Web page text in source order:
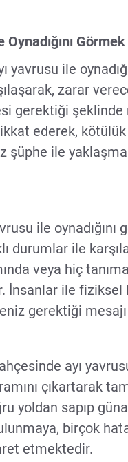
Görmek
yavrusu ile
zarar
gerektiği
ederek,
şüphe ile
ile
durumlar ile
veya hiç
İnsanlar ile
gerektiği
ayı
çıkartarak
yoldan sapıp
birçok
etmektedir.